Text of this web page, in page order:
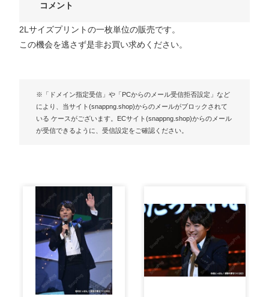
コメント
2Lサイズプリントの一枚単位の販売です。
この機会を逃さず是非お買い求めください。
※「ドメイン指定受信」や「PCからのメール受信拒否設定」など
により、当サイト(snappng.shop)からのメールがブロックされて
いる ケースがございます。ECサイト(snappng.shop)からのメール
が受信できるように、受信設定をご確認ください。